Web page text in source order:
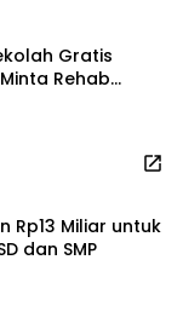
Gratis
Rehab
Rp13 Miliar untuk
dan SMP